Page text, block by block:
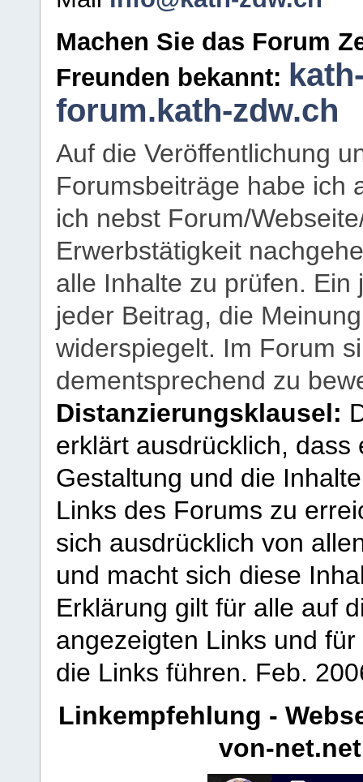
Machen Sie das Forum
Freunden bekannt:
forum.kath-zdw.ch
Auf die Veröffentlichung
Forumsbeiträge habe ich
ich nebst Forum/
Erwerbstätigkeit
alle Inhalte zu prüfen.
jeder Beitrag, die
widerspiegelt. Im Forum
dementsprechend zu
Distanzierungsklausel:
erklärt ausdrücklich,
Gestaltung und die
Links des Forums zu
sich ausdrücklich von
und macht sich diese
Erklärung gilt für alle auf
angezeigten Links und
die Links führen. Feb.
Linkempfehlung -
von-net.net